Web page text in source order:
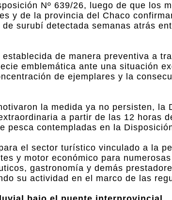
Nº 639/26, luego de que los
y de la provincia del Chaco
surubí detectada semanas atrás
de manera preventiva a
emblemática ante una situación
de ejemplares y la
la medida ya no persisten, la
a partir de las 12 horas
pesca contempladas en la
el sector turístico vinculado a la
y motor económico para
gastronomía y demás
su actividad en el marco de las